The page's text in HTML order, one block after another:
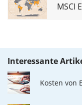
Interessante
Kosten von